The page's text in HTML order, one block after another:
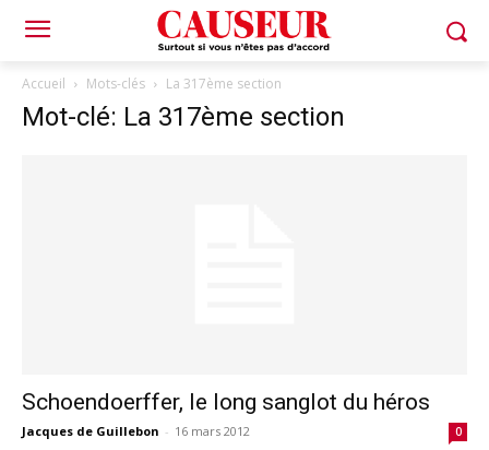
Accueil Mots-clés La 317ème section
Mot-clé: La 317ème section
Schoendoerffer, le long sanglot du héros
Jacques de Guillebon - 16 mars 2012 0